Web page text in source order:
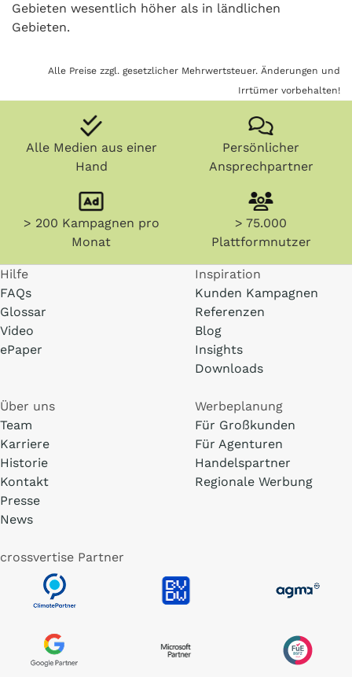
Gebieten wesentlich höher als in ländlichen
Gebieten.
Alle Preise zzgl. gesetzlicher Mehrwertsteuer. Änderungen und
Irrtümer vorbehalten!
Alle Medien aus einer
Hand
Persönlicher
Ansprechpartner
> 200 Kampagnen pro
Monat
> 75.000
Plattformnutzer
Hilfe
FAQs
Glossar
Video
ePaper
Inspiration
Kunden Kampagnen
Referenzen
Blog
Insights
Downloads
Über uns
Team
Karriere
Historie
Kontakt
Presse
News
Werbeplanung
Für Großkunden
Für Agenturen
Handelspartner
Regionale Werbung
crossvertise Partner